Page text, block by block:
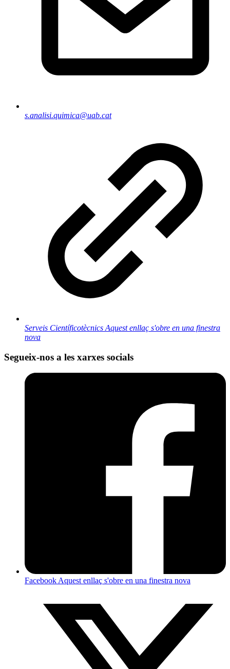
s.analisi.quimica@uab.cat
Serveis Científicotècnics Aquest enllaç s'obre en una finestra
nova
Segueix-nos a les xarxes socials
Facebook Aquest enllaç s'obre en una finestra nova